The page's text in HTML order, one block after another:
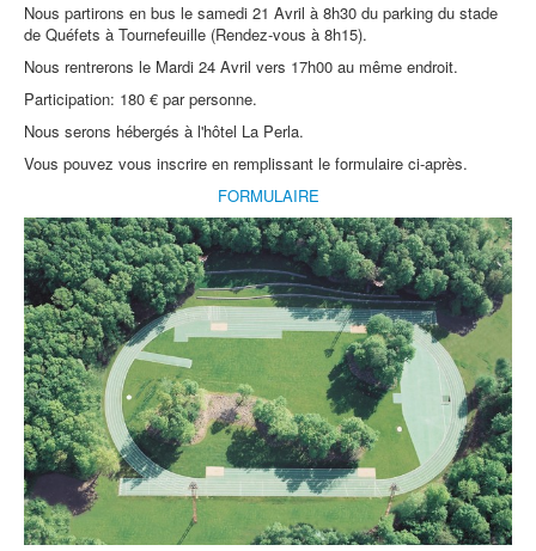
Nous partirons en bus le samedi 21 Avril à 8h30 du parking du stade
de Quéfets à Tournefeuille (Rendez-vous à 8h15).
Nous rentrerons le Mardi 24 Avril vers 17h00 au même endroit.
Participation: 180 € par personne.
Nous serons hébergés à l'hôtel La Perla.
Vous pouvez vous inscrire en remplissant le formulaire ci-après.
FORMULAIRE